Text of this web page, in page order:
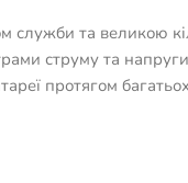
служби та великою
струму та
протягом